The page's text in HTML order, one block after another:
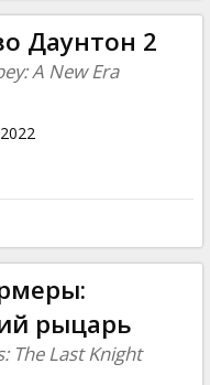
Даунтон 2
A New Era
рыцарь
The Last Knight